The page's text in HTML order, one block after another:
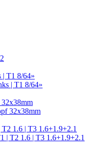
| T1 8/64»
1.6 | T3 1.6+1.9+2.1